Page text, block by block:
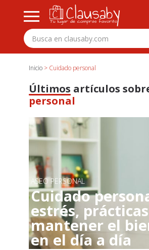
Inicio> Cuidado personal
Últimos artículos
personal
ASEO PERSONAL
Cuidado
estrés,
mantener el
en el día a día